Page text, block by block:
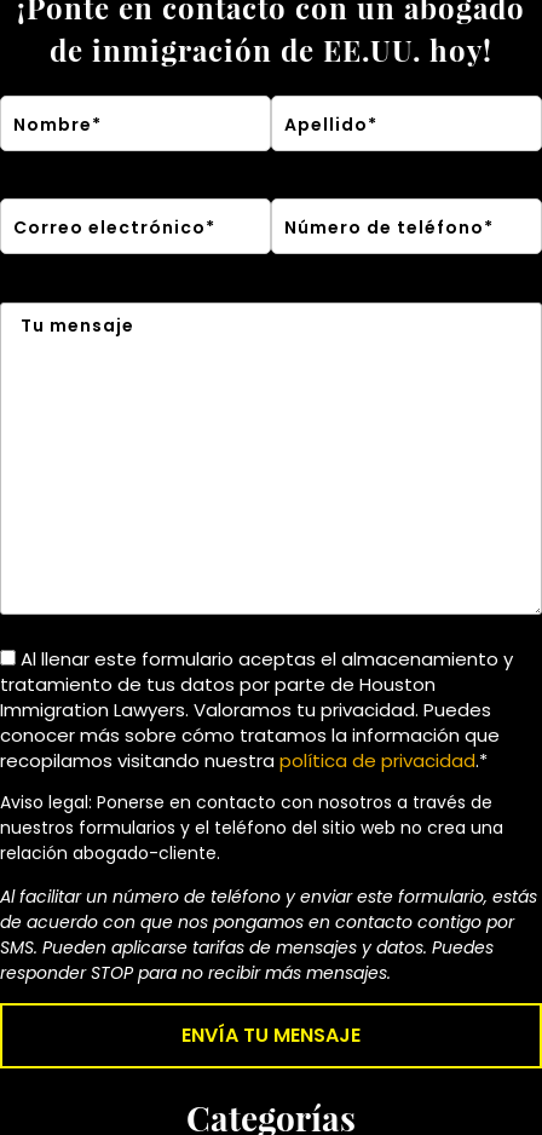
de inmigración de EE.UU. hoy!
Al llenar este formulario aceptas el almacenamiento y
tratamiento de tus datos por parte de Houston
Immigration Lawyers. Valoramos tu privacidad. Puedes
conocer más sobre cómo tratamos la información que
recopilamos visitando nuestrapolítica de privacidad.*
Aviso legal: Ponerse en contacto con nosotros a través de
nuestros formularios y el teléfono del sitio web no crea una
relación abogado-cliente.
Al facilitar un número de teléfono y enviar este formulario, estás
de acuerdo con que nos pongamos en contacto contigo por
SMS. Pueden aplicarse tarifas de mensajes y datos. Puedes
responder STOP para no recibir más mensajes.
Categorías